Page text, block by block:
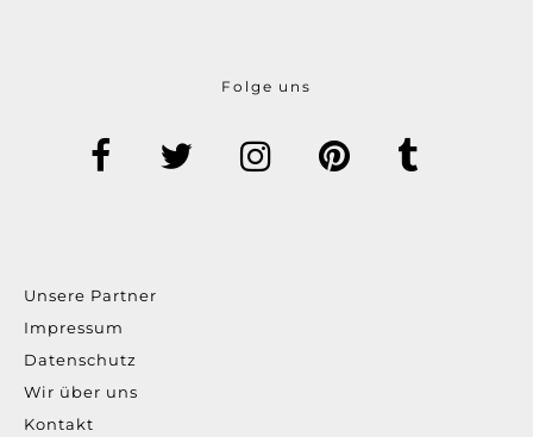
Folge uns
Unsere Partner
Impressum
Datenschutz
Wir über uns
Kontakt